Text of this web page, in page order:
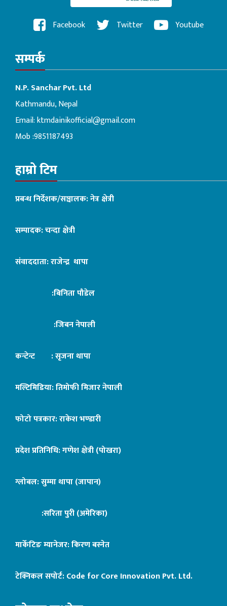
Facebook Twitter Youtube
सम्पर्क
N.P. Sanchar Pvt. Ltd
Kathmandu, Nepal
Email:ktmdainikofficial@gmail.com
Mob :9851187493
हाम्रो टिम
प्रबन्ध निर्देशक/सञ्चालक: नेत्र क्षेत्री
सम्पादक: चन्दा क्षेत्री
संवाददाता: राजेन्द्र थापा
:बिनिता पौडेल
:जिबन नेपाली
कन्टेन्ट : सृजना थापा
मल्टिमिडिया: तिमोफी मिजार नेपाली
फोटो पत्रकार: राकेश भण्डारी
प्रदेश प्रतिनिधि: गणेश क्षेत्री (पोखरा)
ग्लोबल: सुम्मा थापा (जापान)
:सरिता पुरी (अमेरिका)
मार्केटिङ म्यानेजर: किरण बस्नेत
टेक्निकल सपोर्ट:Code for Core Innovation Pvt. Ltd.